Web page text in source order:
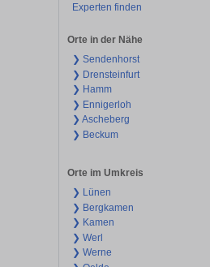
Experten finden
Orte in der Nähe
❯ Sendenhorst
❯ Drensteinfurt
❯ Hamm
❯ Ennigerloh
❯ Ascheberg
❯ Beckum
Orte im Umkreis
❯ Lünen
❯ Bergkamen
❯ Kamen
❯ Werl
❯ Werne